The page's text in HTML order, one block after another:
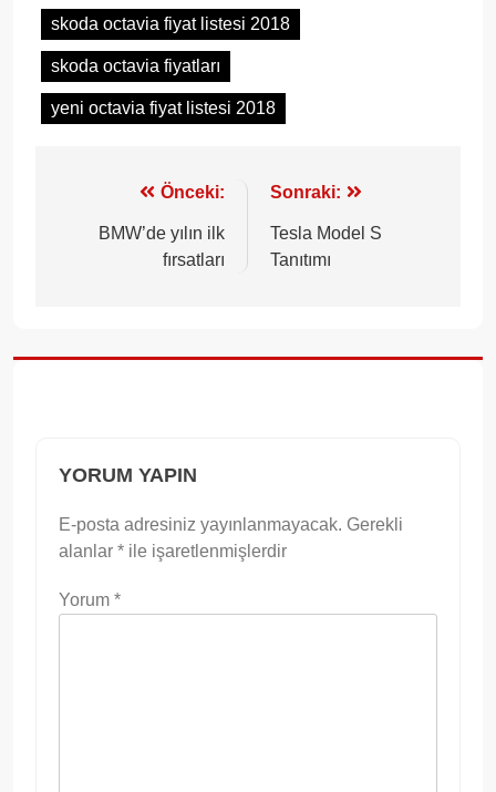
skoda octavia fiyat listesi 2018
skoda octavia fiyatları
yeni octavia fiyat listesi 2018
gezinmesi
Önceki:
BMW’de yılın ilk
fırsatları
Sonraki:
Tesla Model S
Tanıtımı
YORUM YAPIN
E-posta adresiniz yayınlanmayacak. Gerekli
alanlar * ile işaretlenmişlerdir
Yorum *